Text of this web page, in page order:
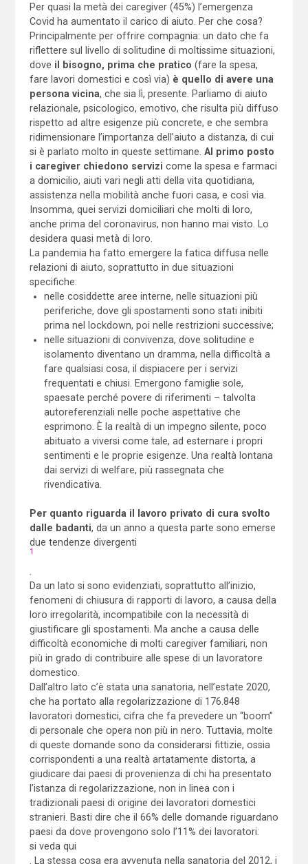
Per quasi la metà dei caregiver (45%) l’emergenza
Covid ha aumentato il carico di aiuto. Per che cosa?
Principalmente per offrire compagnia: un dato che fa
riflettere sul livello di solitudine di moltissime situazioni,
dove il bisogno, prima che pratico (fare la spesa,
fare lavori domestici e così via) è quello di avere una
persona vicina, che sia lì, presente. Parliamo di aiuto
relazionale, psicologico, emotivo, che risulta più diffuso
rispetto ad altre esigenze più concrete, e che sembra
ridimensionare l’importanza dell’aiuto a distanza, di cui
si è parlato molto in queste settimane. Al primo posto
i caregiver chiedono servizi come la spesa e farmaci
a domicilio, aiuti vari negli atti della vita quotidiana,
assistenza nella mobilità anche fuori casa, e così via.
Insomma, quei servizi domiciliari che molti di loro,
anche prima del coronavirus, non hanno mai visto. Lo
desidera quasi metà di loro.
La pandemia ha fatto emergere la fatica diffusa nelle
relazioni di aiuto, soprattutto in due situazioni
specifiche:
nelle cosiddette aree interne, nelle situazioni più
periferiche, dove gli spostamenti sono stati inibiti
prima nel lockdown, poi nelle restrizioni successive;
nelle situazioni di convivenza, dove solitudine e
isolamento diventano un dramma, nella difficoltà a
fare qualsiasi cosa, il dispiacere per i servizi
frequentati e chiusi. Emergono famiglie sole,
spaesate perché povere di riferimenti – talvolta
autoreferenziali nelle poche aspettative che
esprimono. È la realtà di un impegno silente, poco
abituato a viversi come tale, ad esternare i propri
sentimenti e le proprie esigenze. Una realtà lontana
dai servizi di welfare, più rassegnata che
rivendicativa.
Per quanto riguarda il lavoro privato di cura svolto
dalle badanti, da un anno a questa parte sono emerse
due tendenze divergenti
1
Da un lato si sono evidenziati, soprattutto all’inizio,
fenomeni di chiusura di rapporti di lavoro, a causa della
loro irregolarità, incompatibile con la necessità di
giustificare gli spostamenti. Ma anche a causa delle
difficoltà economiche di molti caregiver familiari, non
più in grado di contribuire alle spese di un lavoratore
domestico.
Dall’altro lato c’è stata una sanatoria, nell’estate 2020,
che ha portato alla regolarizzazione di 176.848
lavoratori domestici, cifra che fa prevedere un “boom”
di personale che opera non più in nero. Tuttavia, molte
di queste domande sono da considerarsi fittizie, ossia
corrispondenti a una realtà artatamente distorta, a
giudicare dai paesi di provenienza di chi ha presentato
l’istanza di regolarizzazione, non in linea con i
tradizionali paesi di origine dei lavoratori domestici
stranieri. Basti dire che il 66% delle domande riguardano
paesi da dove provengono solo l’11% dei lavoratori:
si veda qui
. La stessa cosa era avvenuta nella sanatoria del 2012, i